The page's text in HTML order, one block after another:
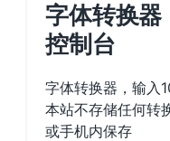
字体转换器
控制台
字体转换器，输入
本站不存储任何转
或手机内保存